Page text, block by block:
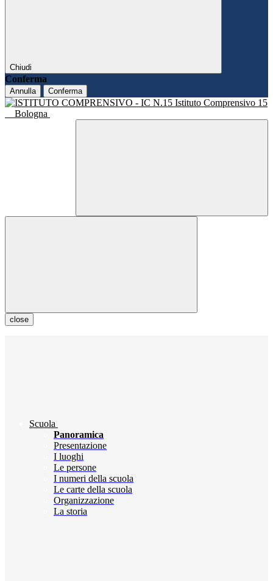
Chiudi
Conferma
Annulla Conferma
Istituto Comprensivo 15
Bologna
close
Scuola
Panoramica
Presentazione
I luoghi
Le persone
I numeri della scuola
Le carte della scuola
Organizzazione
La storia